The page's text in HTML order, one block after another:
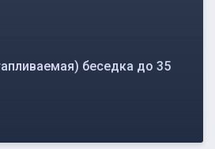
беседка до 35